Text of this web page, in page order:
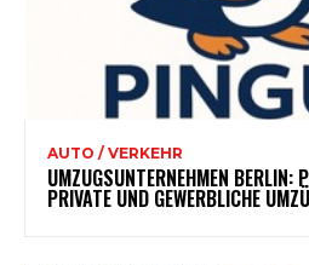
AUTO / VERKEHR
UMZUGSUNTERNEHMEN BERLIN:
PRIVATE UND GEWERBLICHE